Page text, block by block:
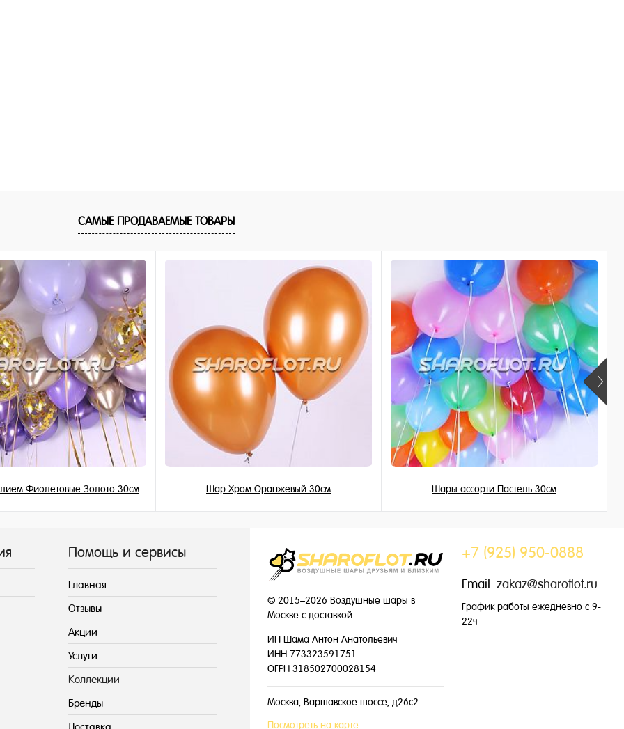
САМЫЕ ПРОДАВАЕМЫЕ ТОВАРЫ
Фиолетовые Золото 30см Шар Хром Оранжевый 30см Шары ассорти Пастель 30см
Помощь и сервисы
Главная
Отзывы
Акции
Услуги
Коллекции
Бренды
Доставка
© 2015–2026 Воздушные шары в
Москве с доставкой
ИП Шама Антон Анатольевич
ИНН 773323591751
ОГРН 318502700028154
Москва, Варшавское шоссе, д26с2
Посмотреть на карте
+7 (925) 950-0888
Email: zakaz@sharoflot.ru
График работы ежедневно с 9-
22ч